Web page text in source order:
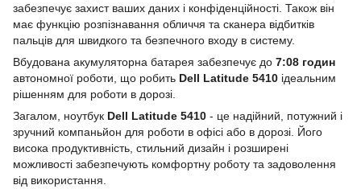
забезпечує захист ваших даних і конфіденційності. Також він
має функцію розпізнавання обличчя та сканера відбитків
пальців для швидкого та безпечного входу в систему.
Вбудована акумуляторна батарея забезпечує до 7:08 годин
автономної роботи, що робить Dell Latitude 5410 ідеальним
рішенням для роботи в дорозі.
Загалом, ноутбук Dell Latitude 5410 - це надійний, потужний і
зручний компаньйон для роботи в офісі або в дорозі. Його
висока продуктивність, стильний дизайн і розширені
можливості забезпечують комфортну роботу та задоволення
від використання.